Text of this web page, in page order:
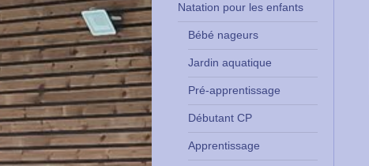
Natation pour les enfants
Bébé nageurs
Jardin aquatique
Pré-apprentissage
Débutant CP
Apprentissage